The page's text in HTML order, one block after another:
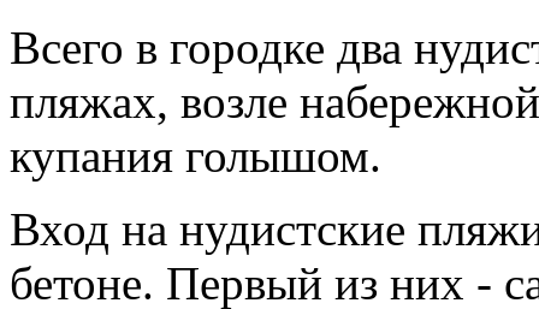
Всего в городке два
пляжах, возле
купания голышом.
Вход на нудистские
бетоне. Первый из них -